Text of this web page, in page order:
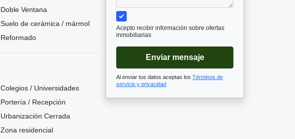
Doble Ventana
Suelo de cerámica / mármol
Reformado
Colegios / Universidades
Portería / Recepción
Urbanización Cerrada
Zona residencial
Acepto recibir información sobre ofertas
inmobiliarias
Enviar mensaje
Al enviar tus datos aceptas los Términos de
servicio y privacidad